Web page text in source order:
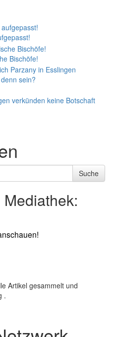
Bischöfe!
sein?
verkünden keine Botschaft
Suche
Artikel gesammelt und
.